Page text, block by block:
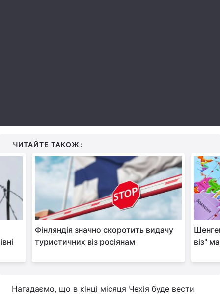
Тема оформлення
ЧИТАЙТЕ ТАКОЖ:
Фінляндія значно скоротить видачу
туристичних віз росіянам
віз"
Нагадаємо, що в кінці місяця Чехія буде вести